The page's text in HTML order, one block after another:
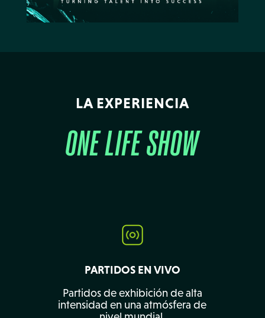
LA EXPERIENCIA
ONE LIFE SHOW
PARTIDOS EN VIVO
Partidos de exhibición de alta
intensidad en una atmósfera de